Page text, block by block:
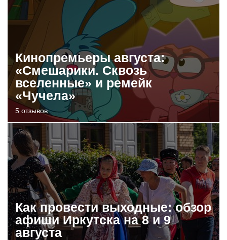
Кинопремьеры августа:
«Смешарики. Сквозь
вселенные» и ремейк
«Чучела»
5 отзывов
Как провести выходные: обзор
афиши Иркутска на 8 и 9
августа